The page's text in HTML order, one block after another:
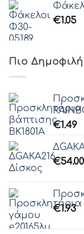
€1.05
Πιο
€1.49
€54.00
€1.93